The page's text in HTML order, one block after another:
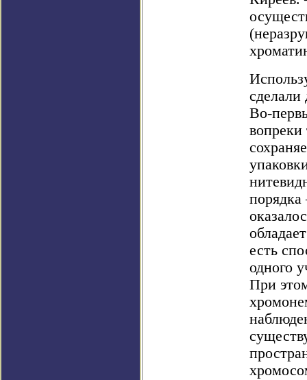
Во-
есть
одного
При